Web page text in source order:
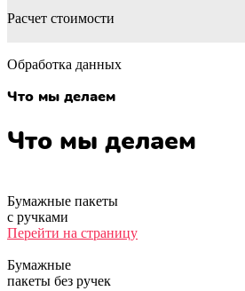
Расчет стоимости
Обработка данных
Что мы делаем
Что мы делаем
Бумажные пакеты
с ручками
Перейти на страницу
Бумажные
пакеты без ручек